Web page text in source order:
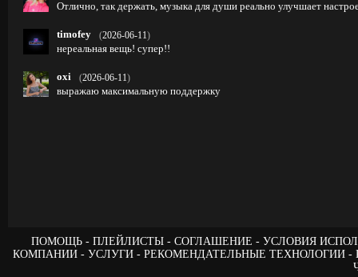
Отлично, так держать, музыка для души реально улучшает
timofey (2026-06-11)
нереальная вещь! супер!!
oxi (2026-06-11)
выражаю максимальную поддержку
ПОМОЩЬ ПЛЕЙЛИСТЫ СОГЛАШЕНИЕ
УСЛОВИЯ
КОМПАНИИ
УСЛУГИ РЕКОМЕНДАТЕЛЬНЫЕ ТЕХНОЛОГИИ